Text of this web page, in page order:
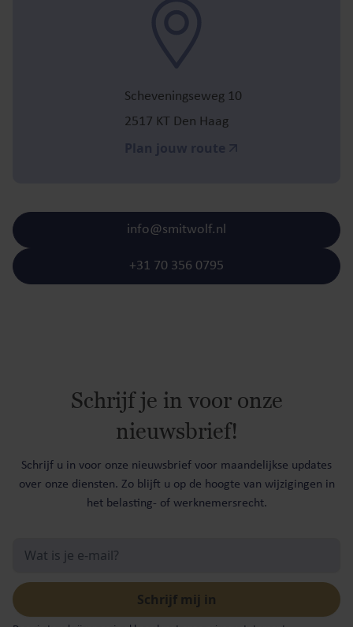
Scheveningseweg 10
2517 KT Den Haag
+31 70 356 0795
info@smitwolf.nl
Schrijf je in voor onze
nieuwsbrief!
Schrijf u in voor onze nieuwsbrief voor maandelijkse updates
over onze diensten. Zo blijft u op de hoogte van wijzigingen in
het belasting- of werknemersrecht.